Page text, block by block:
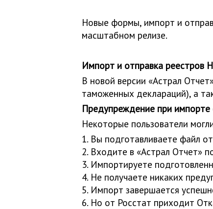
Новые формы, импорт и
масштабном релизе.
Импорт и отправка реестров
В новой версии «Астрал
таможенных деклараций), а
Предупреждение при импорте
Некоторые пользователи
1. Вы подготавливаете файл
2. Входите в «Астрал Отчет»
3. Импортируете
4. Не получаете никаких
5. Импорт завершается
6. Но от Росстат приходит